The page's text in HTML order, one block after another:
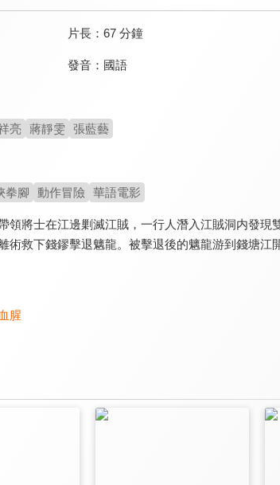
片長： 67 分鐘
發音： 國語
亮 蔣靜雯 張藍藝
拳腳 動作冒險 華語電影
領將士在江邊剿滅江賊，一行人潛入江賊洞内發
術救下錢鏐擊退魑龍。被擊退後的魑龍游到錢塘
腥